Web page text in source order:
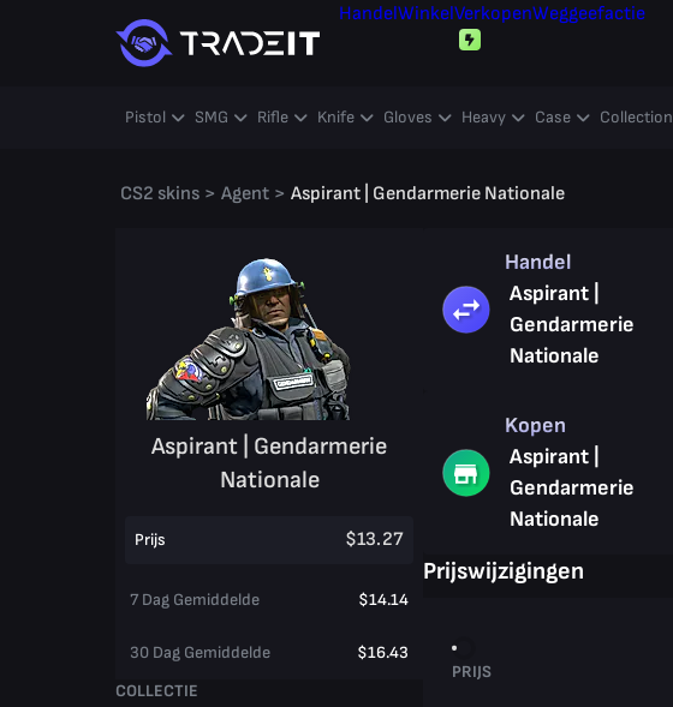
HandelWinkelVerkopenWeggeefactie
Pistol SMG Rifle Knife Gloves Heavy Case Collection
CS2 skins > Agent > Aspirant | Gendarmerie Nationale
Aspirant | Gendarmerie
Nationale
Prijs $13.27
7 Dag Gemiddelde $14.14
30 Dag Gemiddelde
$16.43
COLLECTIE
Handel
Aspirant |
Gendarmerie
Nationale
Kopen
Aspirant |
Gendarmerie
Nationale
Prijswijzigingen
PRIJS